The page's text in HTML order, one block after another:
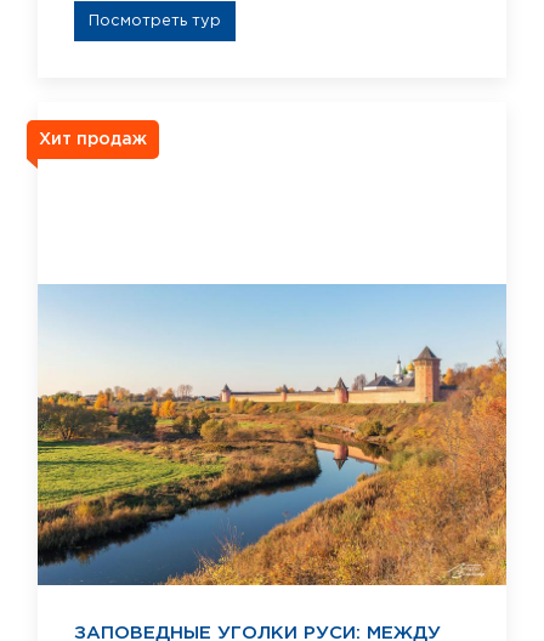
Посмотреть тур
Хит продаж
ЗАПОВЕДНЫЕ УГОЛКИ РУСИ: МЕЖДУ